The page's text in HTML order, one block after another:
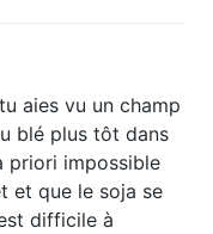
aies vu un champ
blé plus tôt dans
priori impossible
et que le soja se
difficile à